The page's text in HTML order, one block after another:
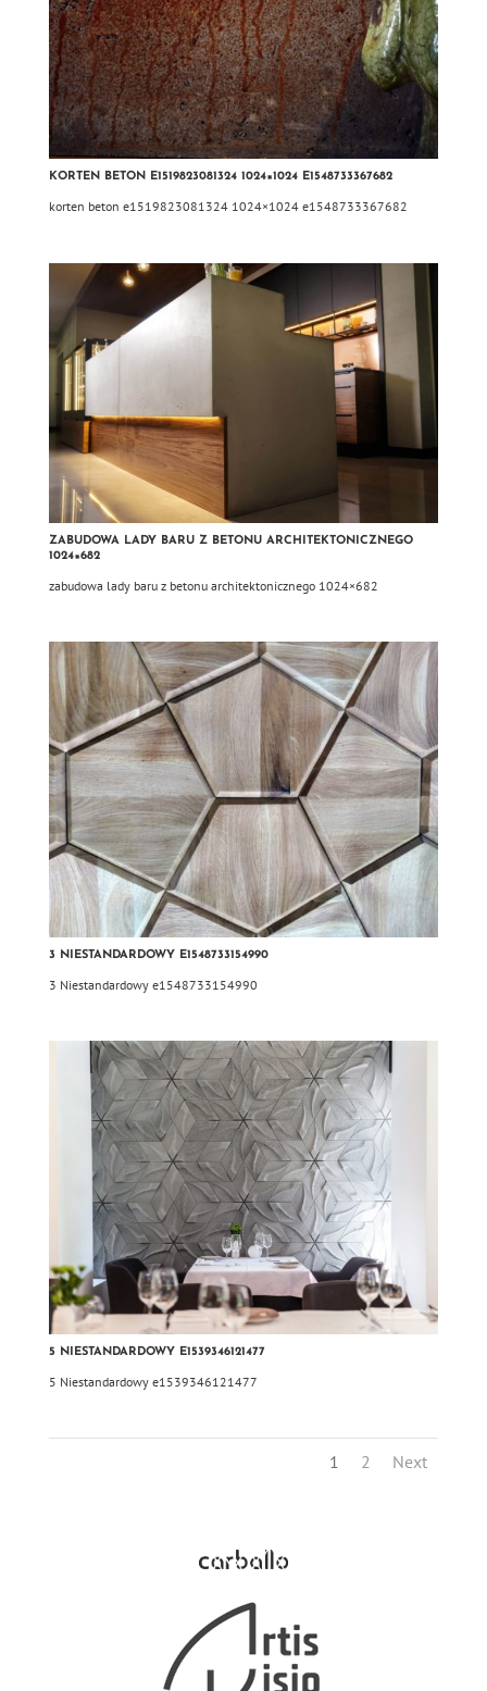
KORTEN BETON E1519823081324 1024×1024 E1548733367682
korten beton e1519823081324 1024×1024 e1548733367682
ZABUDOWA LADY BARU Z BETONU ARCHITEKTONICZNEGO
1024×682
zabudowa lady baru z betonu architektonicznego 1024×682
3 NIESTANDARDOWY E1548733154990
3 Niestandardowy e1548733154990
5 NIESTANDARDOWY E1539346121477
5 Niestandardowy e1539346121477
1 2 Next